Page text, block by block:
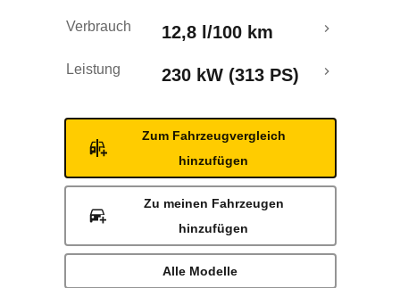
Verbrauch 12,8 l/100 km
Leistung 230 kW (313 PS)
Zum Fahrzeugvergleich
hinzufügen
Zu meinen Fahrzeugen
hinzufügen
Alle Modelle